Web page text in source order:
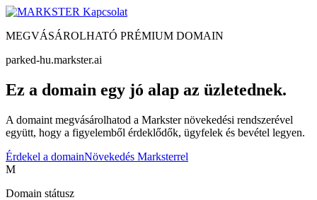
Kapcsolat
MEGVÁSÁROLHATÓ PRÉMIUM DOMAIN
parked-hu.markster.ai
Ez a domain egy jó alap az üzletednek.
A domaint megvásárolhatod a Markster növekedési rendszerével
együtt, hogy a figyelemből érdeklődők, ügyfelek és bevétel legyen.
Érdekel a domainNövekedés Marksterrel
M
Domain státusz